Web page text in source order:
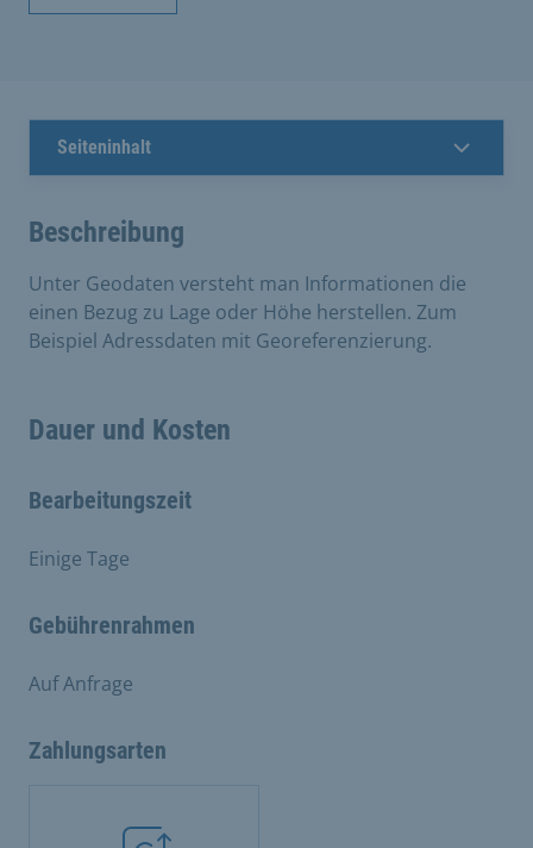
Seiteninhalt
Beschreibung
Unter Geodaten versteht man Informationen die
einen Bezug zu Lage oder Höhe herstellen. Zum
Beispiel Adressdaten mit Georeferenzierung.
Dauer und Kosten
Bearbeitungszeit
Einige Tage
Gebührenrahmen
Auf Anfrage
Zahlungsarten